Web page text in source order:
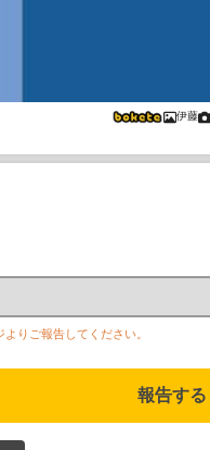
伊藤
りご報告してください。
報告する